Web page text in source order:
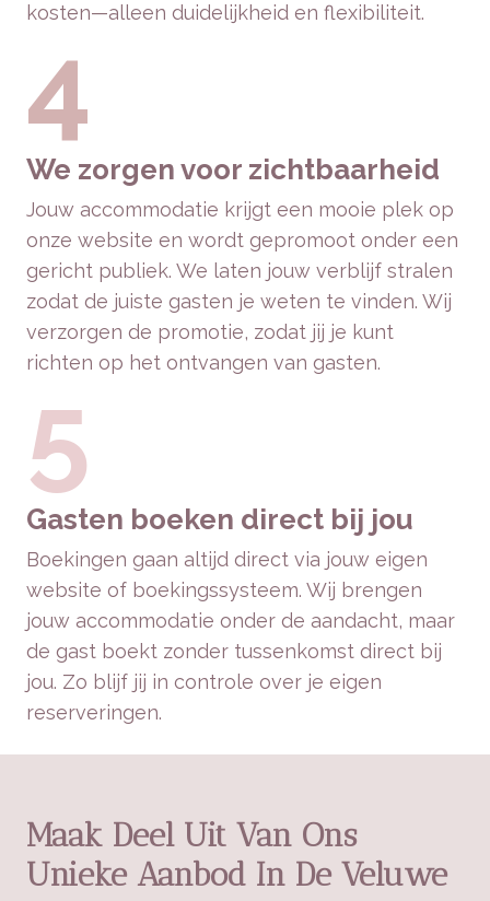
kosten—alleen duidelijkheid en flexibiliteit.
4
We zorgen voor zichtbaarheid
Jouw accommodatie krijgt een mooie plek op
onze website en wordt gepromoot onder een
gericht publiek. We laten jouw verblijf stralen
zodat de juiste gasten je weten te vinden. Wij
verzorgen de promotie, zodat jij je kunt
richten op het ontvangen van gasten.
5
Gasten boeken direct bij jou
Boekingen gaan altijd direct via jouw eigen
website of boekingssysteem. Wij brengen
jouw accommodatie onder de aandacht, maar
de gast boekt zonder tussenkomst direct bij
jou. Zo blijf jij in controle over je eigen
reserveringen.
Maak Deel Uit Van Ons
Unieke Aanbod In De Veluwe